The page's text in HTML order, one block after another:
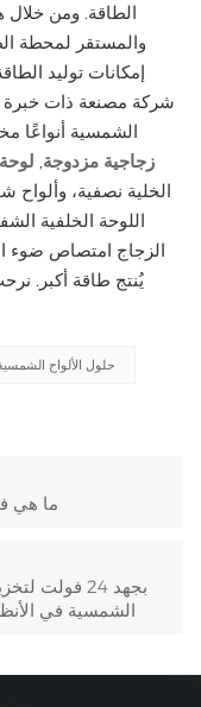
الطاقة. ومن خلال
والمستقر لمحطة
إمكانات توليد
شركة مصنعة ذات خبرة
الشمسية أنواعًا
زجاجية مزدوجة,
الخلية نصفية، وألواح
اللوحة الخلفية
الزجاج امتصاص ضوء
يُنتج طاقة أكبر.
حلول الألواح
ما هي
الشمسية في